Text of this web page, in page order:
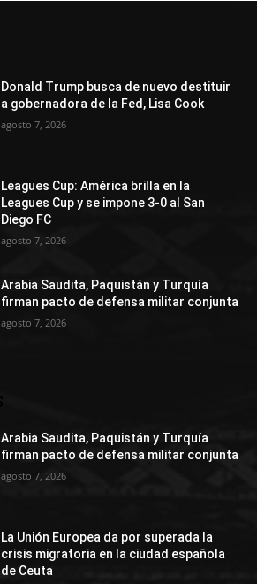
Donald Trump busca de nuevo destituir
a gobernadora de la Fed, Lisa Cook
agosto 7, 2026
Leagues Cup: América brilla en la
Leagues Cup y se impone 3-0 al San
Diego FC
agosto 7, 2026
Arabia Saudita, Paquistán y Turquía
firman pacto de defensa militar conjunta
agosto 7, 2026
Arabia Saudita, Paquistán y Turquía
firman pacto de defensa militar conjunta
agosto 7, 2026
La Unión Europea da por superada la
crisis migratoria en la ciudad española
de Ceuta